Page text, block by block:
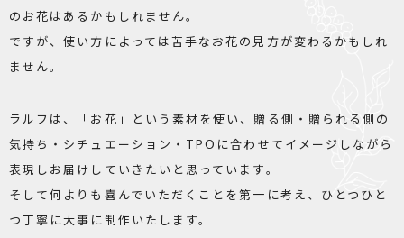
のお花はあるかもしれません。
ですが、使い方によっては苦手なお花の見方が変わるかもしれ
ません。
ラルフは、「お花」という素材を使い、贈る側・贈られる側の
気持ち・シチュエーション・TPOに合わせてイメージしながら
表現しお届けしていきたいと思っています。
そして何よりも喜んでいただくことを第一に考え、ひとつひと
つ丁寧に大事に制作いたします。